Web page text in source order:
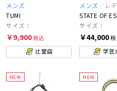
メンズ
TUMI
サイズ：
￥9,900税込
辻堂店
メンズ
レ
STATE OF
サイズ：
￥44,000
学芸
NEW NEW